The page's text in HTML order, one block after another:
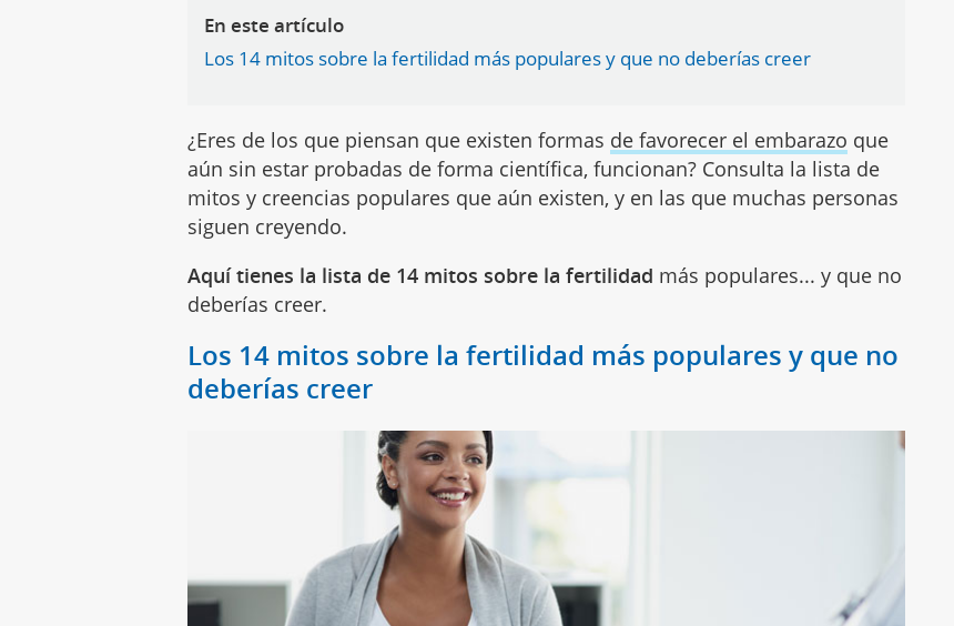
En este artículo
Los 14 mitos sobre la fertilidad más populares y que no deberías creer
¿Eres de los que piensan que existen formas de favorecer el embarazo que
aún sin estar probadas de forma científica, funcionan? Consulta la lista de
mitos y creencias populares que aún existen, y en las que muchas personas
siguen creyendo.
Aquí tienes la lista de 14 mitos sobre la fertilidad más populares... y que no
deberías creer.
Los 14 mitos sobre la fertilidad más populares y que no
deberías creer